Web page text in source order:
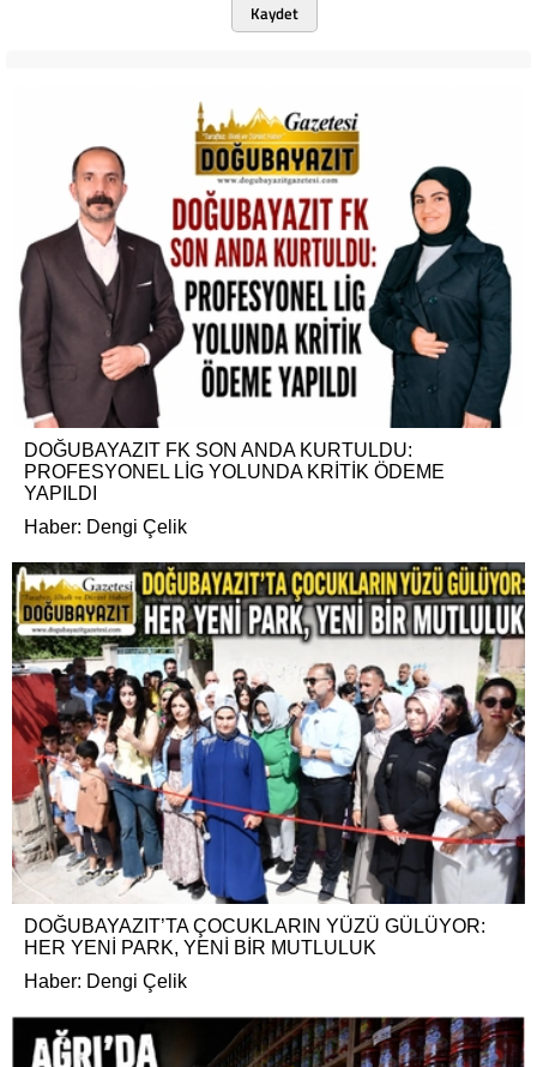
Kaydet
DOĞUBAYAZIT FK SON ANDA KURTULDU:
PROFESYONEL LİG YOLUNDA KRİTİK ÖDEME
YAPILDI
Haber: Dengi Çelik
DOĞUBAYAZIT’TA ÇOCUKLARIN YÜZÜ GÜLÜYOR:
HER YENİ PARK, YENİ BİR MUTLULUK
Haber: Dengi Çelik